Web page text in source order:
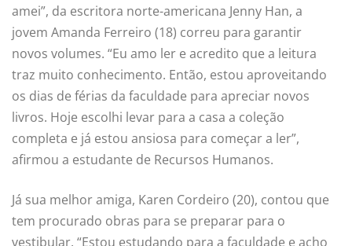
amei”, da escritora norte-americana Jenny Han, a
jovem Amanda Ferreiro (18) correu para garantir
novos volumes. “Eu amo ler e acredito que a leitura
traz muito conhecimento. Então, estou aproveitando
os dias de férias da faculdade para apreciar novos
livros. Hoje escolhi levar para a casa a coleção
completa e já estou ansiosa para começar a ler”,
afirmou a estudante de Recursos Humanos.
Já sua melhor amiga, Karen Cordeiro (20), contou que
tem procurado obras para se preparar para o
vestibular. “Estou estudando para a faculdade e acho